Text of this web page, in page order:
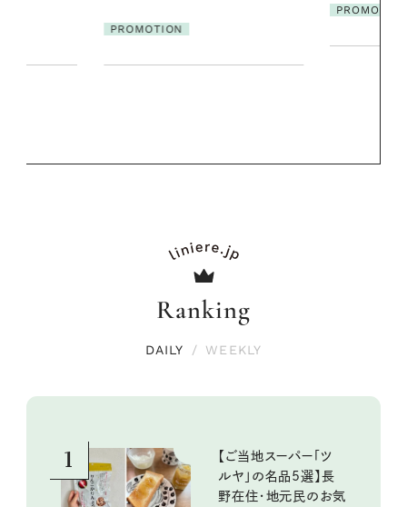
Ranking
DAILY / WEEKLY
1
【ご当地スーパー「ツ
ルヤ」の名品5選】長
野在住・地元民のお気